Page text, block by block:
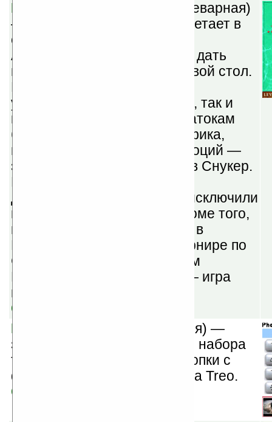
Bubble Snooker v1.29
(шареварная)
— снукер замечательно сочетает в
себе лучшее от бильярда и
Арканоида. Цель игры — не дать
шарам заполнить весь игровой стол.
Игра принесет настоящее
удовольствие, как новичкам, так и
настоящим ценителям и знатокам
бильярда. Чудесная 3D графика,
приятная музыка и море эмоций —
это все вы получите, играя в Снукер.
В этой игре собраны только
достоинства ( мы нарочно исключили
все несовершенства)! А, кроме того,
вы можете принять участие в
Международном онлайн турнире по
Снукеру. Стань Абсолютным
Победителем! Осторожно — игра
вызывает привыкание!
Скачать
PictureDial v1.4
(демоверсия) —
замена клавиш ускоренного набора
телефонных номеров на кнопки с
фотографиями абонентов на Treo.
Скачать